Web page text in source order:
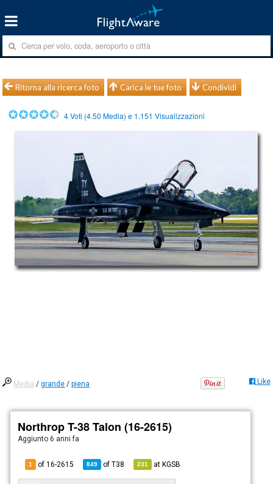
Ritorna alla ricerca foto Carica le tue foto Condividi
4Voti (4.50 Media) e 1.151 Visualizzazioni
Media /grande /piena Like
Northrop T-38 Talon (16-2615)
Aggiunto6 anni fa
1 of 16-2615 849 ofT38 231 atKGSB